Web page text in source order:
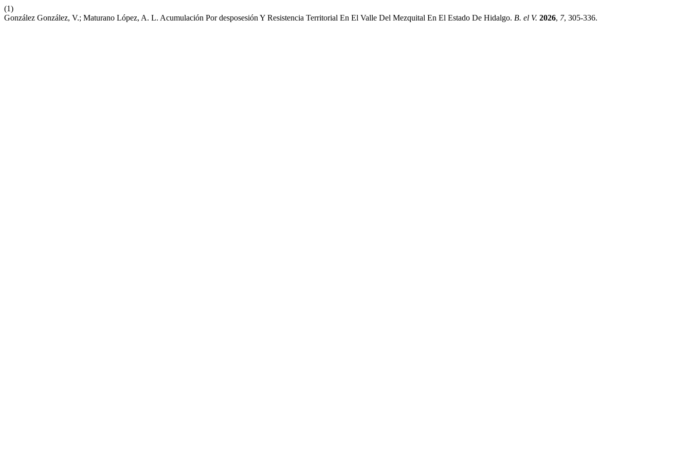
(1)
González González, V.; Maturano López, A. L. Acumulación Por desposesión Y Resistencia Territorial En El Valle Del Mezquital En El Estado De Hidalgo. B. el V. 2026, 7, 305-336.